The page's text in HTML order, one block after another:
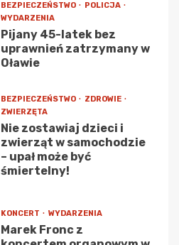
BEZPIECZEŃSTWO
POLICJA
WYDARZENIA
Pijany 45-latek bez
uprawnień zatrzymany w
Oławie
BEZPIECZEŃSTWO
ZDROWIE
ZWIERZĘTA
Nie zostawiaj dzieci i
zwierząt w samochodzie
– upał może być
śmiertelny!
KONCERT WYDARZENIA
Marek Fronc z